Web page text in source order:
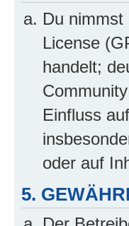
Du
License
handelt;
Einfluss
oder auf
5.